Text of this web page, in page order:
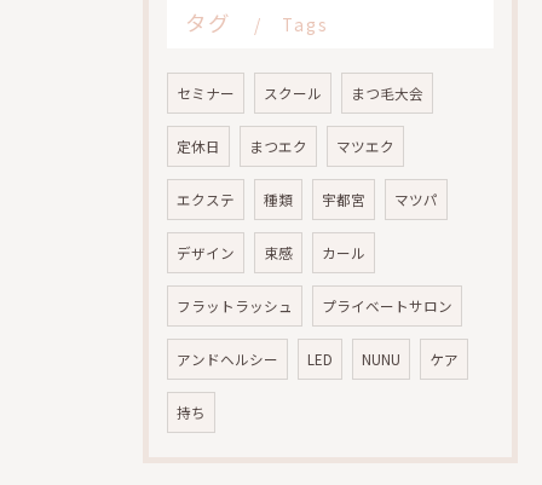
タグ Tags
セミナー スクール まつ毛大会
定休日 まつエク マツエク
エクステ 種類 宇都宮 マツパ
デザイン 束感 カール
フラットラッシュ プライベートサロン
アンドヘルシー LED NUNU ケア
持ち